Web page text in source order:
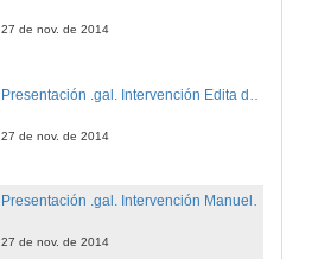
27 de nov. de 2014
27 de nov. de 2014
Presentación .gal. Intervención Manuel González
27 de nov. de 2014